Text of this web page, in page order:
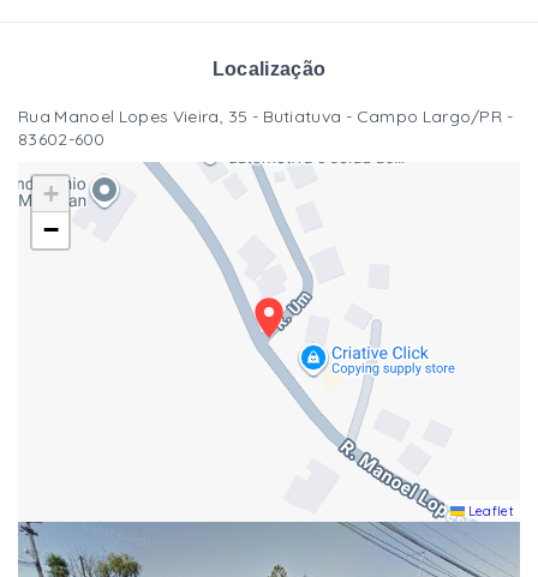
Localização
Rua Manoel Lopes Vieira, 35 - Butiatuva - Campo Largo/PR -
83602-600
+
−
Leaflet